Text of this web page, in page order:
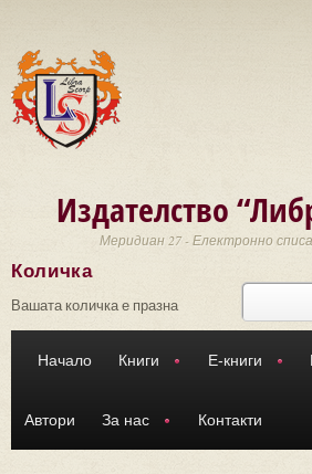
Издателство
Меридиан 27 - Електронно
Търси
Количка
Вашата количка е празна
Начало Книги Е-книги
Автори За нас Контакти